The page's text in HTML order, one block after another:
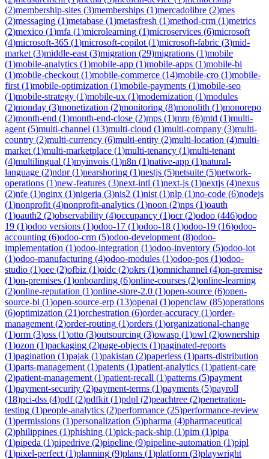
(2)membership-sites (3)memberships (1)mercadolibre (2)mes
(2)messaging (1)metabase (1)metasfresh (1)method-crm (1)metrics
(2)mexico (1)mfa (1)microlearning (1)microservices (6)microsoft
(4)microsoft-365 (1)microsoft-copilot (1)microsoft-fabric (3)mid-
market (3)middle-east (3)migration (29)migrations (1)mobile
(1)mobile-analytics (1)mobile-app (1)mobile-apps (1)mobile-bi
(1)mobile-checkout (1)mobile-commerce (14)mobile-cro (1)mobile-
first (1)mobile-optimization (1)mobile-payments (1)mobile-seo
(1)mobile-strategy (1)mobile-ux (1)modernization (1)modules
(2)monday (3)monetization (2)monitoring (8)monolith (1)monorepo
(2)month-end (1)month-end-close (2)mps (1)mrp (6)mtd (1)multi-
agent (5)multi-channel (13)multi-cloud (1)multi-company (3)multi-
country (2)multi-currency (6)multi-entity (2)multi-location (4)multi-
market (1)multi-marketplace (1)multi-tenancy (1)multi-tenant
(4)multilingual (1)myinvois (1)n8n (1)native-app (1)natural-
language (2)ndpr(1)nearshoring (1)nestjs (5)netsuite (5)network-
operations (1)new-features (3)next-intl (1)next-js (1)nextjs (4)nexus
(2)nfe (1)nginx (1)nigeria (3)nis2 (1)nist (1)nlp (1)no-code (6)nodejs
(1)nonprofit (4)nonprofit-analytics (1)noon (2)nps (1)oauth
(1)oauth2 (2)observability (4)occupancy (1)ocr(2)odoo (446)odoo
19 (1)odoo versions (1)odoo-17 (1)odoo-18 (1)odoo-19 (16)odoo-
accounting (6)odoo-crm (5)odoo-development (8)odoo-
implementation (1)odoo-integration (1)odoo-inventory (5)odoo-iot
(1)odoo-manufacturing (4)odoo-modules (1)odoo-pos (1)odoo-
studio (1)oee (2)ofbiz (1)oidc (2)okrs (1)omnichannel (4)on-premise
(1)on-premises (1)onboarding (6)online-courses (2)online-learning
(2)online-reputation (1)online-store-2.0 (1)open-source (6)open-
source-bi (1)open-source-erp (13)openai (1)openclaw (85)operations
(6)optimization (21)orchestration (6)order-accuracy (1)order-
management (2)order-routing (1)orders (1)organizational-change
(1)orm (3)oss (1)otto (3)outsourcing (3)owasp (1)owl (2)ownership
(1)ozon (1)packaging (2)page-objects (1)paginated-reports
(1)pagination (1)pajak (1)pakistan (2)paperless (1)parts-distribution
(1)parts-management (1)patents (1)patient-analytics (1)patient-care
(2)patient-management (1)patient-recall (1)patterns (5)payment
(1)payment-security (2)payment-terms (1)payments (5)payroll
(18)pci-dss (4)pdf(2)pdfkit (1)pdpl (2)peachtree (2)penetration-
testing (1)people-analytics (2)performance (25)performance-review
(1)permissions (1)personalization (5)pharma (4)pharmaceutical
(2)philippines (1)phishing (1)pick-pack-ship (1)pim (1)pipa
(1)pipeda (1)pipedrive (2)pipeline (9)pipeline-automation (1)pipl
(1)pixel-perfect (1)planning (9)plans (1)platform (3)playwright